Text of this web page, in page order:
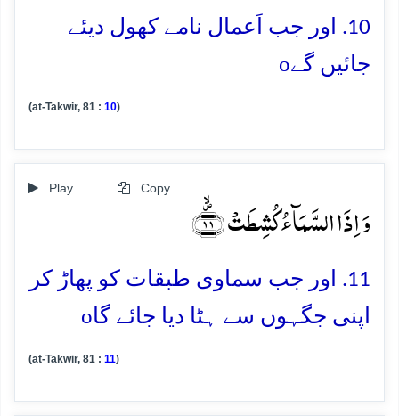
10. اور جب اَعمال نامے کھول دیئے
جائیں گےo
(at-Takwir, 81 : 10)
Play Copy
وَ اِذَا السَّمَآءُ کُشِطَتۡ ﴿۪ۙ۱۱﴾
11. اور جب سماوی طبقات کو پھاڑ کر
اپنی جگہوں سے ہٹا دیا جائے گاo
(at-Takwir, 81 : 11)